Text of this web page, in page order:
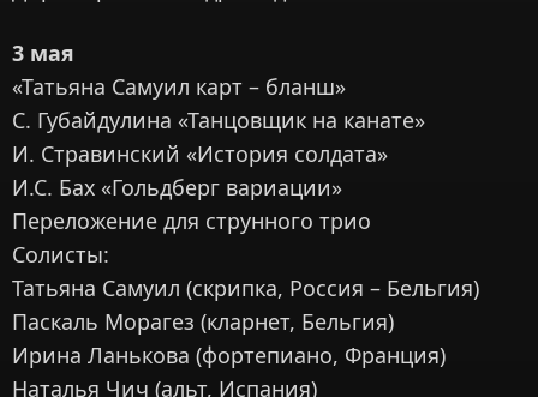
3 мая
«Татьяна Самуил карт – бланш»
С. Губайдулина «Танцовщик на канате»
И. Стравинский «История солдата»
И.С. Бах «Гольдберг вариации»
Переложение для струнного трио
Солисты:
Татьяна Самуил (скрипка, Россия – Бельгия)
Паскаль Морагез (кларнет, Бельгия)
Ирина Ланькова (фортепиано, Франция)
Наталья Чич (альт, Испания)